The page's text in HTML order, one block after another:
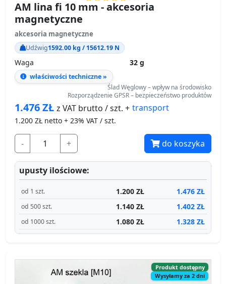
AM lina fi 10 mm - akcesoria
magnetyczne
akcesoria magnetyczne
Udźwig1592.00 kg / 15612.19 N
Waga 32 g
właściwości techniczne »
Ślad Węglowy – wpływ na środowisko
Rozporządzenie GPSR – bezpieczeństwo produktów
1.476ZŁ z VAT brutto / szt. + transport
1.200 ZŁ netto + 23% VAT / szt.
- + do koszyka
upusty ilościowe:
od 1 szt. 1.200 ZŁ 1.476 ZŁ
od 500 szt. 1.140 ZŁ 1.402 ZŁ
od 1000 szt. 1.080 ZŁ 1.328 ZŁ
Produkt dostępny
Wysyłamy za 2 dni